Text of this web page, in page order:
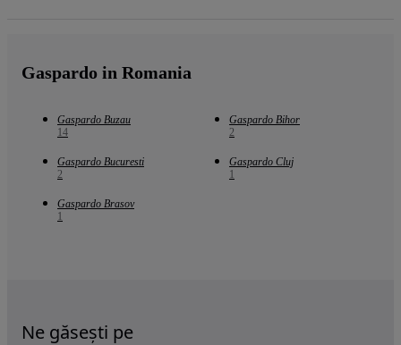
Gaspardo in Romania
Gaspardo Buzau
14
Gaspardo Bihor
2
Gaspardo Bucuresti
2
Gaspardo Cluj
1
Gaspardo Brasov
1
Ne găsești pe